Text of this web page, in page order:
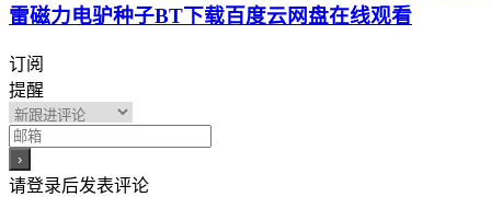
雷磁力电驴种子BT下载百度云网盘在线观看
订阅
提醒
请登录后发表评论